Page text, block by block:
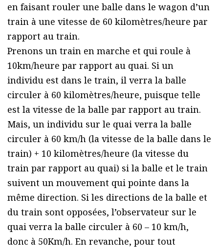
en faisant rouler une balle dans le wagon d’un
train à une vitesse de 60 kilomètres/heure par
rapport au train.
Prenons un train en marche et qui roule à
10km/heure par rapport au quai. Si un
individu est dans le train, il verra la balle
circuler à 60 kilomètres/heure, puisque telle
est la vitesse de la balle par rapport au train.
Mais, un individu sur le quai verra la balle
circuler à 60 km/h (la vitesse de la balle dans le
train) + 10 kilomètres/heure (la vitesse du
train par rapport au quai) si la balle et le train
suivent un mouvement qui pointe dans la
même direction. Si les directions de la balle et
du train sont opposées, l’observateur sur le
quai verra la balle circuler à 60 – 10 km/h,
donc à 50Km/h. En revanche, pour tout